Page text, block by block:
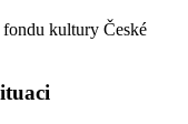
kultury České